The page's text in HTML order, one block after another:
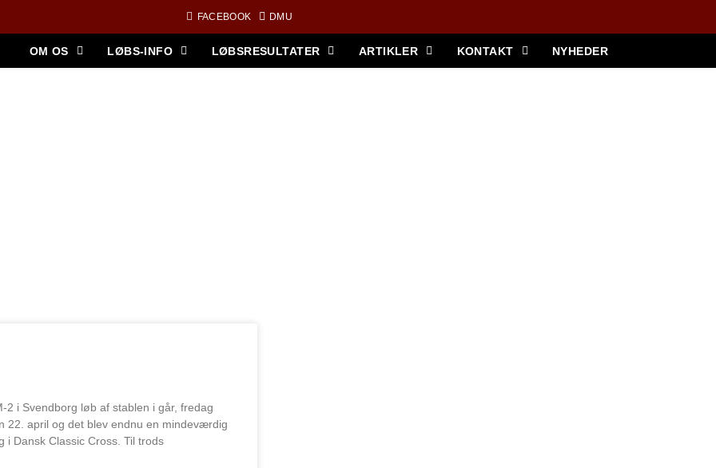
FACEBOOK DMU
OM OS LØBS-INFO LØBSRESULTATER ARTIKLER KONTAKT NYHEDER
2 i Svendborg løb af stablen i går, fredag
22. april og det blev endnu en mindeværdig
i Dansk Classic Cross. Til trods